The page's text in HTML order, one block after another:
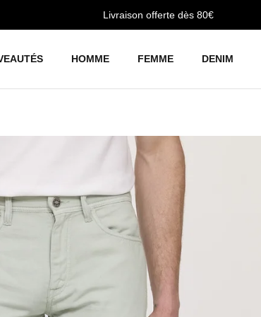
Livraison offerte dès 80€
HOMME FEMME DENIM